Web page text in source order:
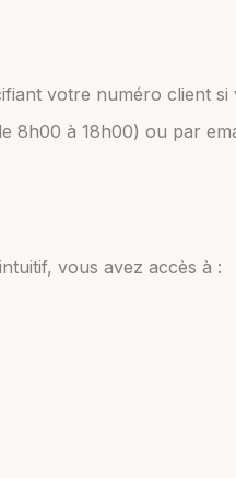
votre numéro client si
8h00 à 18h00) ou par
vous avez accès à :